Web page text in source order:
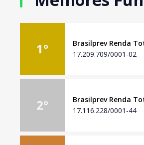
1°
Brasilprev Renda
17.209.709/0001-02
2°
Brasilprev Renda
17.116.228/0001-44